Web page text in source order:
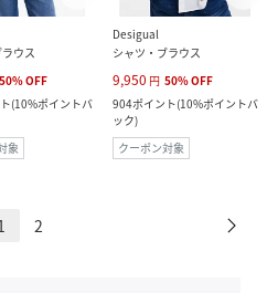
ウス
50%OFF
(10%ポイントバ
象
Desigual
シャツ・ブラウス
9,950 円 50%OFF
904ポイント(10%ポイントバ
ック)
クーポン対象
2